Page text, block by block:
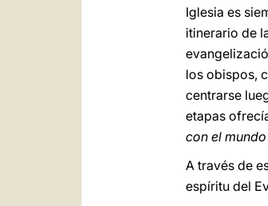
Iglesia es
itinerario de
los obispos,
centrarse
etapas
con el
A través de
espíritu del